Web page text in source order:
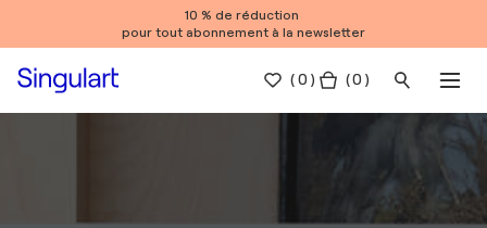
10 % de réduction
pour tout abonnement à la newsletter
(0 ) ( 0 )